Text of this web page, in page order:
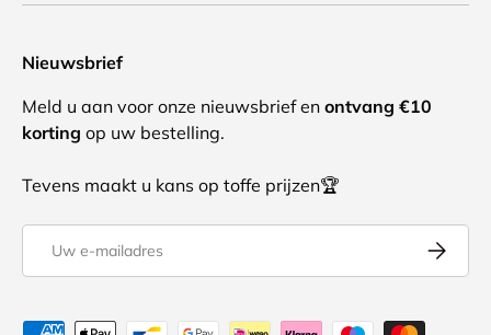
Nieuwsbrief
Meld u aan voor onze nieuwsbrief en ontvang €10
korting op uw bestelling.
Tevens maakt u kans op toffe prijzen🏆